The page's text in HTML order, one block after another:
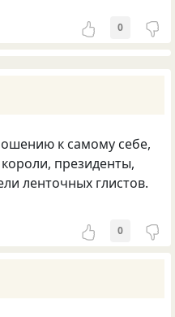
0
к самому себе,
президенты,
ленточных глистов.
0